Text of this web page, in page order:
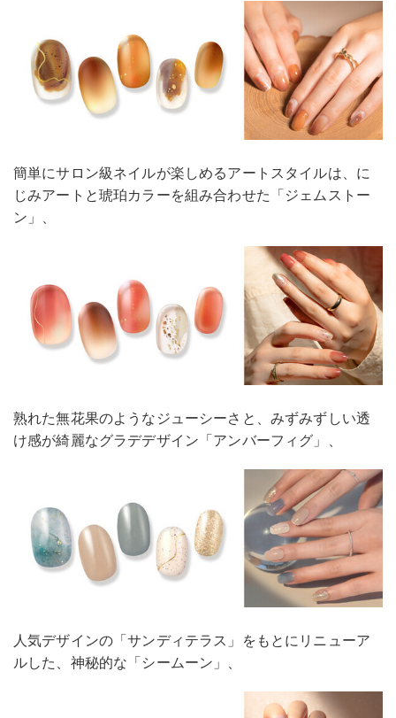
簡単にサロン級ネイルが楽しめるアートスタイルは、に
じみアートと琥珀カラーを組み合わせた「ジェムストー
ン」、
熟れた無花果のようなジューシーさと、みずみずしい透
け感が綺麗なグラデデザイン「アンバーフィグ」、
人気デザインの「サンディテラス」をもとにリニューア
ルした、神秘的な「シームーン」、